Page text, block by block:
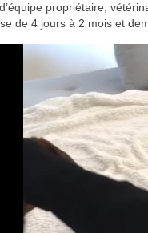
propriétaire,
de 4 jours à 2 mois et